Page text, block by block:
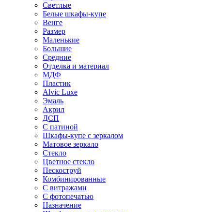
Светлые
Белые шкафы-купе
Венге
Размер
Маленькие
Большие
Средние
Отделка и материал
МДФ
Пластик
Alvic Luxe
Эмаль
Акрил
ДСП
С патиной
Шкафы-купе с зеркалом
Матовое зеркало
Стекло
Цветное стекло
Пескоструй
Комбинированные
С витражами
С фотопечатью
Назначение